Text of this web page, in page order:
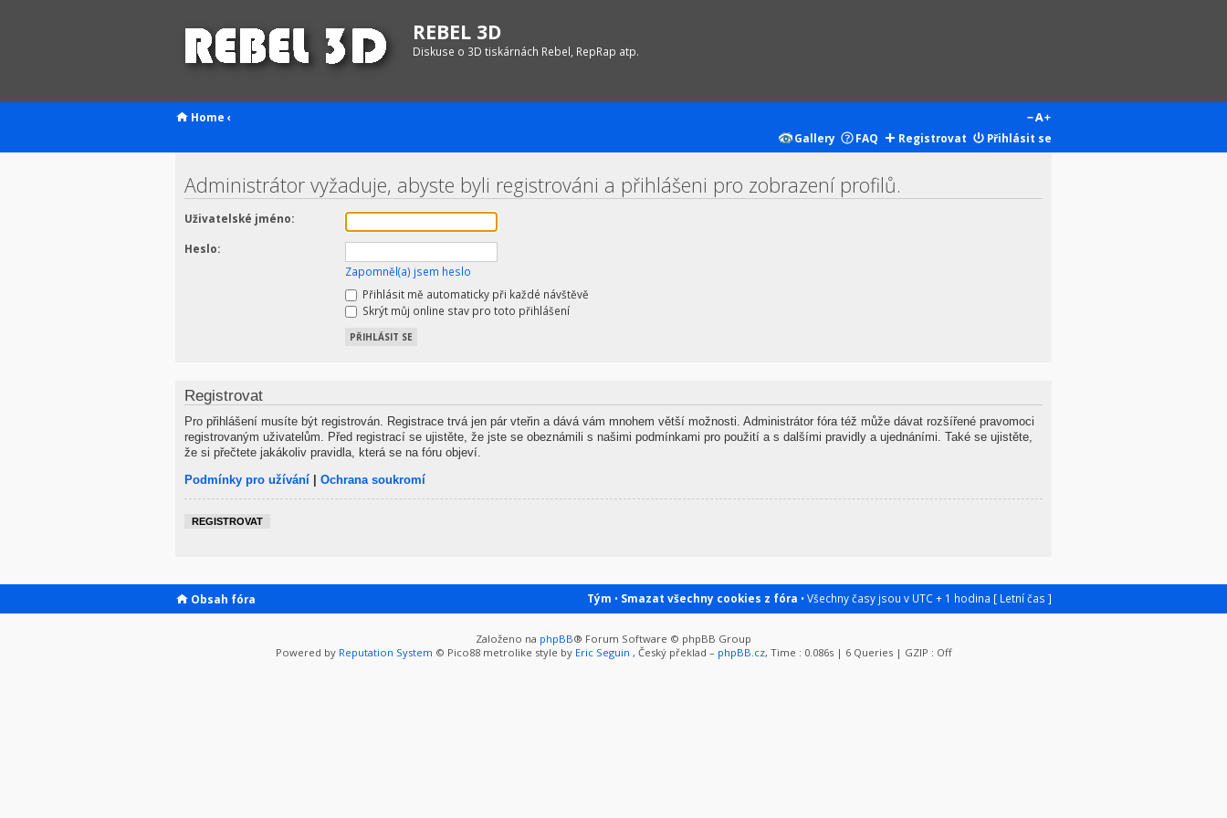
REBEL 3D
Diskuse o 3D tiskárnách Rebel, RepRap atp.
Home ‹
Gallery
FAQ Registrovat Přihlásit se
Administrátor vyžaduje, abyste byli registrováni a přihlášeni pro zobrazení profilů.
Uživatelské jméno:
Heslo:
Zapomněl(a) jsem heslo
Přihlásit mě automaticky při každé návštěvě
Skrýt můj online stav pro toto přihlášení
Registrovat
Pro přihlášení musíte být registrován. Registrace trvá jen pár vteřin a dává vám mnohem větší možnosti. Administrátor fóra též může dávat rozšířené pravomoci
registrovaným uživatelům. Před registrací se ujistěte, že jste se obeznámili s našimi podmínkami pro použití a s dalšími pravidly a ujednáními. Také se ujistěte,
že si přečtete jakákoliv pravidla, která se na fóru objeví.
Podmínky pro užívání | Ochrana soukromí
REGISTROVAT
Obsah fóra Tým • Smazat všechny cookies z fóra • Všechny časy jsou v UTC + 1 hodina [ Letní čas ]
Založeno na phpBB® Forum Software © phpBB Group
Powered by Reputation System © Pico88 metrolike style by Eric Seguin , Český překlad – phpBB.cz, Time : 0.086s | 6 Queries | GZIP : Off